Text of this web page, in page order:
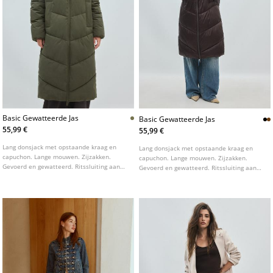
Basic Gewatteerde Jas
55,99 €
Lang donsjack met opstaande kraag en
capuchon. Lange mouwen. Zijzakken.
Gevoerd en gewatteerd. Ritssluiting aan
Basic Gewatteerde Jas
55,99 €
Lang donsjack met opstaande kraag en
capuchon. Lange mouwen. Zijzakken.
Gevoerd en gewatteerd. Ritssluiting aan